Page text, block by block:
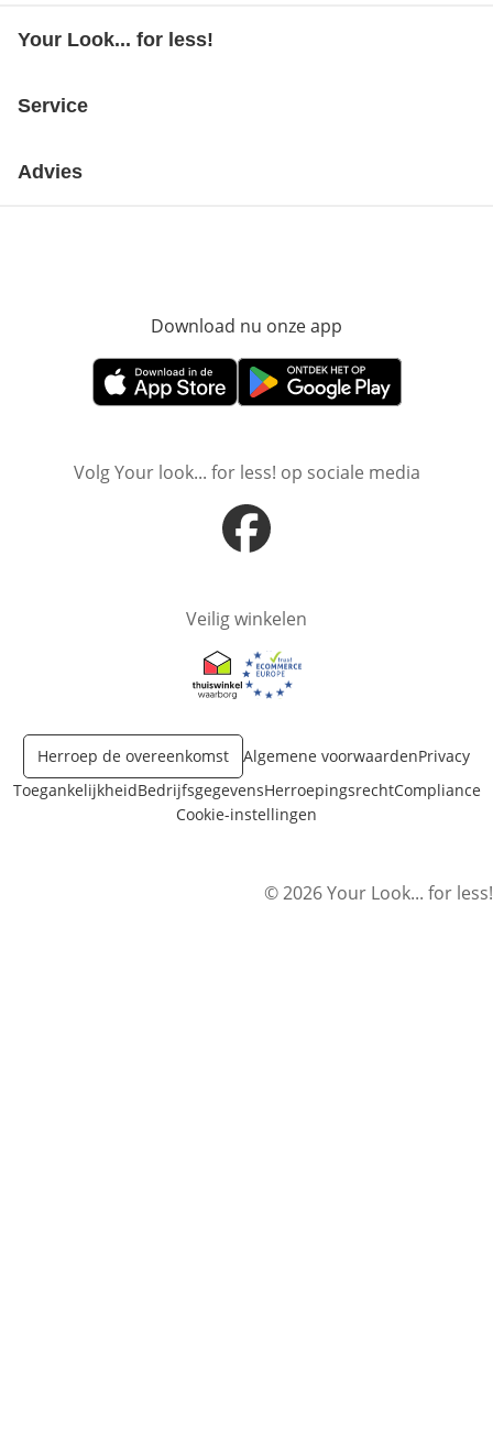
Your Look... for less!
Service
Advies
Download nu onze app
Opent in nieuw vensterOpent in nieuw venster
Volg Your look... for less! op sociale media
Opent in nieuw venster
Veilig winkelen
Opent in nieuw venster
Opent in nieuw venster
Herroep de overeenkomst Algemene voorwaardenPrivacy
ToegankelijkheidBedrijfsgegevensHerroepingsrechtCompliance
Cookie-instellingen
© 2026 Your Look... for less!